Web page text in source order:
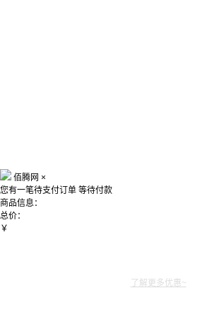
佰腾网 ×
您有一笔待支付订单 等待付款
商品信息：
总价：
￥
了解更多优惠~